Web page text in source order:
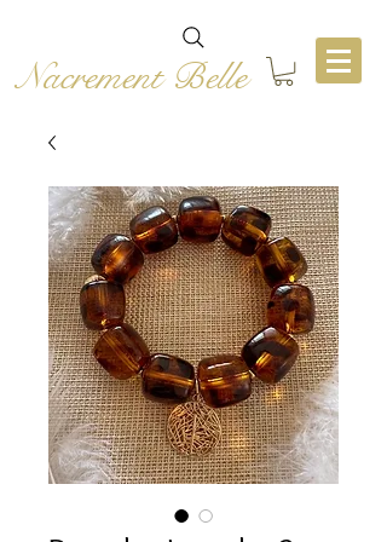
Nacrement Belle